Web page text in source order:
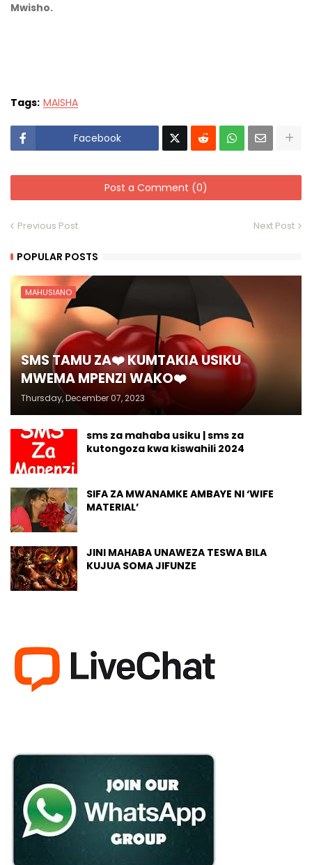
Mwisho.
Tags: MAISHA
Facebook
Post a Comment (0)
Previous Post Next Post
POPULAR POSTS
MAHUSIANO
SMS TAMU ZA❤️ KUMTAKIA USIKU
MWEMA MPENZI WAKO❤️
Thursday, December 07, 2023
sms za mahaba usiku | sms za
kutongoza kwa kiswahili 2024
SIFA ZA MWANAMKE AMBAYE NI ‘WIFE
MATERIAL’
JINI MAHABA UNAWEZA TESWA BILA
KUJUA SOMA JIFUNZE